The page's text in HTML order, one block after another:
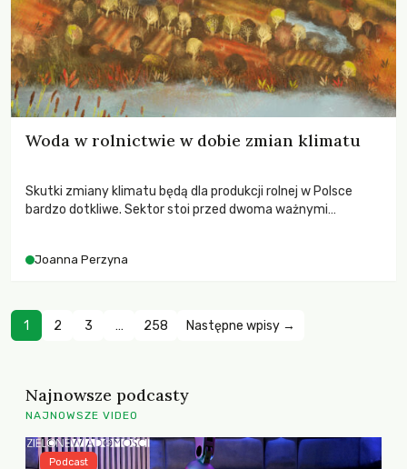
Woda w rolnictwie w dobie zmian klimatu
Skutki zmiany klimatu będą dla produkcji rolnej w Polsce
bardzo dotkliwe. Sektor stoi przed dwoma ważnymi
zachodzących zmian klimatycznych. Wymagać to będzie
Joanna Perzyna
1 2 3 … 258 Następne wpisy →
Najnowsze podcasty
NAJNOWSZE VIDEO
Podcast